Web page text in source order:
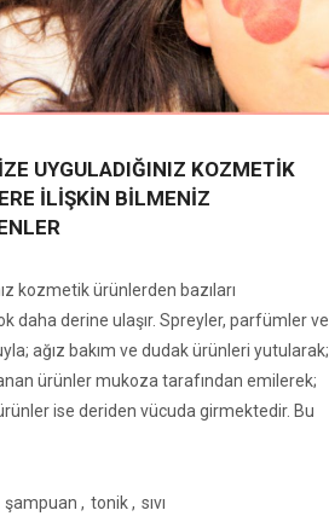
UYGULADIĞINIZ KOZMETİK
İLİŞKİN BİLMENİZ
kozmetik ürünlerden bazıları
daha derine ulaşır. Spreyler, parfümler ve
ağız bakım ve dudak ürünleri yutularak;
ürünler mukoza tarafından emilerek;
ise deriden vücuda girmektedir. Bu
ürünler, Sağlık Bakanlığı’nın
olarak piyasaya sunulmalıdır. Ancak,
şampuan , tonik, sıvı